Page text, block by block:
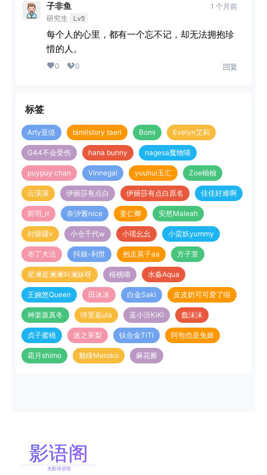
子非鱼
研究生 Lv5
1 个月前
每个人的心里，都有一个忘不记，却无法拥抱珍
惜的人。
0 0 回复
标签
Arty亚缇 bimilstory taeri Bomi Evelyn艾莉
G44不会受伤 hana bunny nagesa魔物喵
puypuy chan Vinnegal yuuhui玉汇 Zoe柚柚
云溪溪 伊丽莎有点白 伊丽莎有点白原名 佳佳好难啊
前羽_rr 奈汐酱nice 姜仁卿 安然Maleah
封疆疆v 小仓千代w 小瑶幺幺 小蛮妖yummy
布丁大法 抖娘-利世 抱走莫子aa 方子萱
星澜是澜澜叫澜妹呀 桜桃喵 水淼Aqua
王婉悠Queen 田冰冰 白金Saki 皮皮奶可可爱了啦
神楽坂真冬 绮里嘉ula 蓝小沂KiKi 蠢沫沫
贞子蜜桃 迷之呆梨 钛合金TiTi 阿包也是兔娘
霜月shimo 魅瞳Meroko 麻花酱